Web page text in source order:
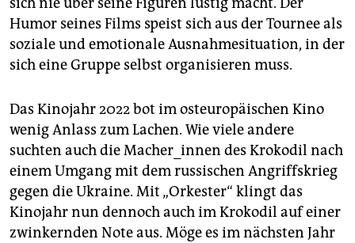
Humor seines Films speist sich aus der Tournee als
soziale und emotionale Ausnahmesituation, in der
sich eine Gruppe selbst organisieren muss.
Das Kinojahr 2022 bot im osteuropäischen Kino
wenig Anlass zum Lachen. Wie viele andere
suchten auch die Macher_innen des Krokodil nach
einem Umgang mit dem russischen Angriffskrieg
gegen die Ukraine. Mit „Orkester“ klingt das
Kinojahr nun dennoch auch im Krokodil auf einer
zwinkernden Note aus. Möge es im nächsten Jahr